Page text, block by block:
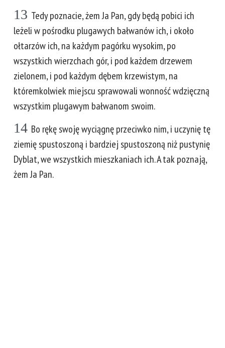
13 Tedy poznacie, żem Ja Pan, gdy będą pobici ich
leżeli w pośrodku plugawych bałwanów ich, i około
ołtarzów ich, na każdym pagórku wysokim, po
wszystkich wierzchach gór, i pod każdem drzewem
zielonem, i pod każdym dębem krzewistym, na
któremkolwiek miejscu sprawowali wonność wdzięczną
wszystkim plugawym bałwanom swoim.
14 Bo rękę swoję wyciągnę przeciwko nim, i uczynię tę
ziemię spustoszoną i bardziej spustoszoną niż pustynię
Dyblat, we wszystkich mieszkaniach ich. A tak poznają,
żem Ja Pan.